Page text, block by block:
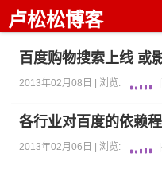
卢松松博客
百度购物搜索上线 或
2013年02月08日 | 浏览:
各行业对百度的依赖
2013年02月06日 | 浏览: |